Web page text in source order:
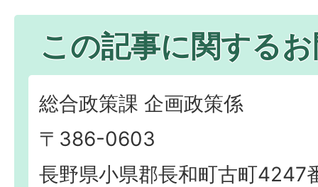
この記事に関する
総合政策課 企画政策係
〒386-0603
長野県小県郡長和町古町4247